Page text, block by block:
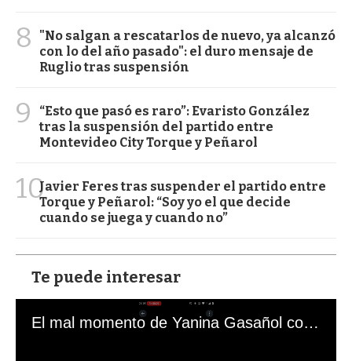
8
"No salgan a rescatarlos de nuevo, ya alcanzó
con lo del año pasado": el duro mensaje de
Ruglio tras suspensión
9
“Esto que pasó es raro”: Evaristo González
tras la suspensión del partido entre
Montevideo City Torque y Peñarol
10Javier Feres tras suspender el partido entre
Torque y Peñarol: “Soy yo el que decide
cuando se juega y cuando no”
Te puede interesar
El mal momento de Yanina Gasañol con un hincha argentino en "Subrayado"